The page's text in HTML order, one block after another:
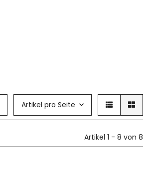
Artikel pro Seite
Artikel 1 - 8 von 8